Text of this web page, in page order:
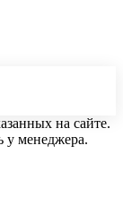
на сайте.
у менеджера.